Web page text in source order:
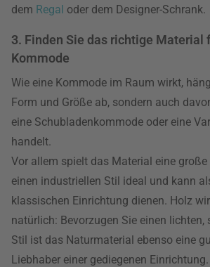
dem Regal oder dem Designer-Schrank.
3. Finden Sie das richtige Material
Kommode
Wie eine Kommode im Raum wirkt,
Form und Größe ab, sondern auch
eine Schubladenkommode oder eine
handelt.
Vor allem spielt das Material eine
einen industriellen Stil ideal und kann
klassischen Einrichtung dienen. Holz
natürlich: Bevorzugen Sie einen lichten,
Stil ist das Naturmaterial ebenso eine
Liebhaber einer gediegenen Einrichtung.